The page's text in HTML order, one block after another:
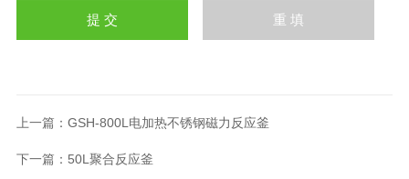
上一篇： GSH-800L电加热不锈钢磁力反应釜
下一篇： 50L聚合反应釜